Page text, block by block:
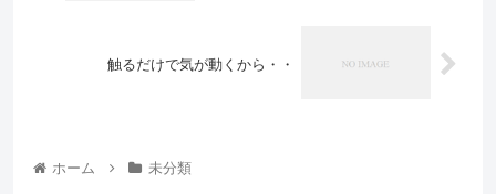
触るだけで気が動くから・・
ホーム 未分類